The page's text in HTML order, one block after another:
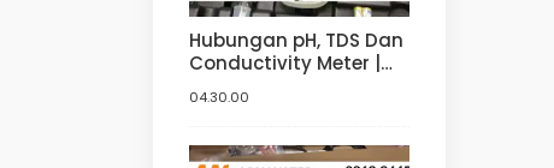
Hubungan pH, TDS Dan
Conductivity Meter |
Meter di Bandung.
Jakarta
04.30.00